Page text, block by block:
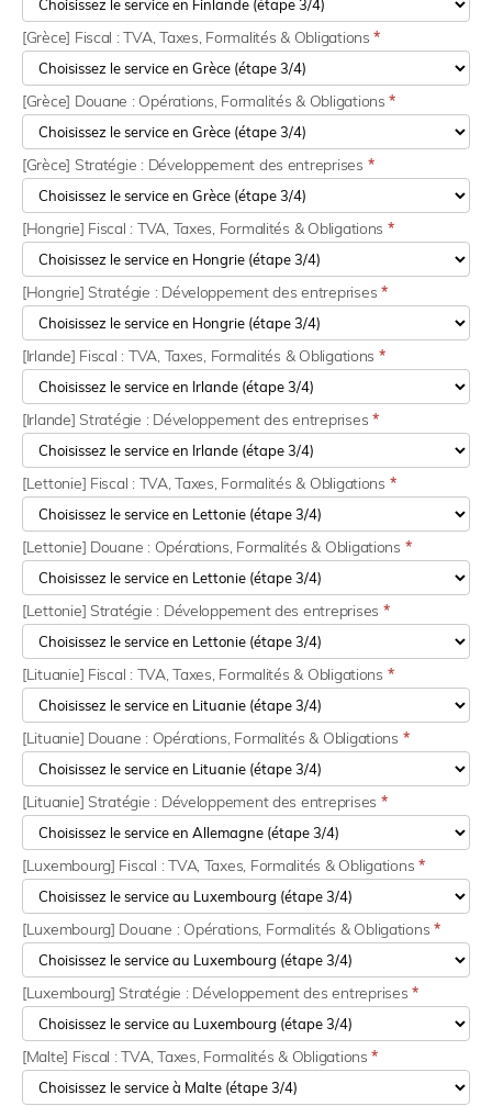
[Grèce] Fiscal : TVA, Taxes, Formalités & Obligations*
[Grèce] Douane : Opérations, Formalités & Obligations*
[Grèce] Stratégie : Développement des entreprises *
[Hongrie] Fiscal : TVA, Taxes, Formalités & Obligations *
[Hongrie] Stratégie : Développement des entreprises *
[Irlande] Fiscal : TVA, Taxes, Formalités & Obligations *
[Irlande] Stratégie : Développement des entreprises *
[Lettonie] Fiscal : TVA, Taxes, Formalités & Obligations *
[Lettonie] Douane : Opérations, Formalités & Obligations *
[Lettonie] Stratégie : Développement des entreprises *
[Lituanie] Fiscal : TVA, Taxes, Formalités & Obligations *
[Lituanie] Douane : Opérations, Formalités & Obligations *
[Lituanie] Stratégie : Développement des entreprises *
[Luxembourg] Fiscal : TVA, Taxes, Formalités & Obligations*
[Luxembourg] Douane : Opérations, Formalités & Obligations*
[Luxembourg] Stratégie : Développement des entreprises*
[Malte] Fiscal : TVA, Taxes, Formalités & Obligations*